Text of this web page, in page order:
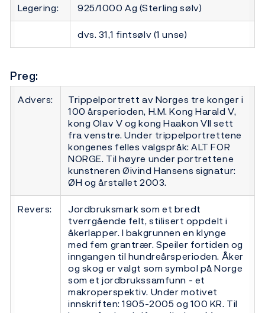
Legering:
925/1000 Ag (Sterling sølv)
dvs. 31,1 fintsølv (1 unse)
Preg:
Advers:
Trippelportrett av Norges tre konger i
100 årsperioden, H.M. Kong Harald V,
kong Olav V og kong Haakon VII sett
fra venstre. Under trippelportrettene
kongenes felles valgspråk: ALT FOR
NORGE. Til høyre under portrettene
kunstneren Øivind Hansens signatur:
ØH og årstallet 2003.
Revers:
Jordbruksmark som et bredt
tverrgående felt, stilisert oppdelt i
åkerlapper. I bakgrunnen en klynge
med fem grantrær. Speiler fortiden og
inngangen til hundreårsperioden. Åker
og skog er valgt som symbol på Norge
som et jordbrukssamfunn - et
makroperspektiv. Under motivet
innskriften: 1905-2005 og 100 KR. Til